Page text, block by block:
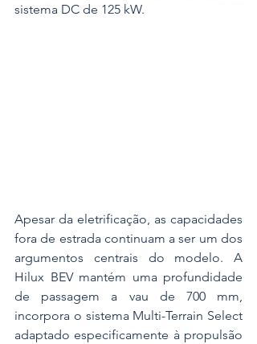
sistema DC de 125 kW.
Apesar da eletrificação, as capacidades
fora de estrada continuam a ser um dos
argumentos centrais do modelo. A
Hilux BEV mantém uma profundidade
de passagem a vau de 700 mm,
incorpora o sistema Multi-Terrain Select
adaptado especificamente à propulsão